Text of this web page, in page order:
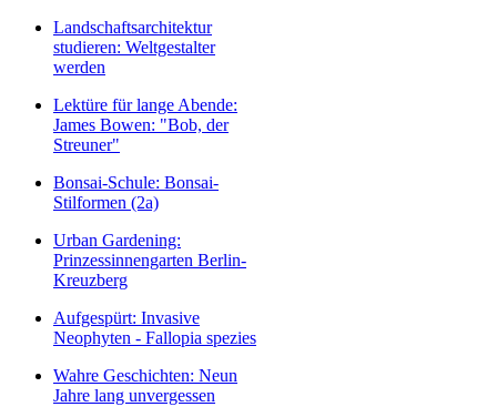
Landschaftsarchitektur
studieren: Weltgestalter
werden
Lektüre für lange Abende:
James Bowen: "Bob, der
Streuner"
Bonsai-Schule: Bonsai-
Stilformen (2a)
Urban Gardening:
Prinzessinnengarten Berlin-
Kreuzberg
Aufgespürt: Invasive
Neophyten - Fallopia spezies
Wahre Geschichten: Neun
Jahre lang unvergessen